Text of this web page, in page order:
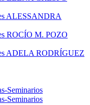
ALESSANDRA
ROCÍO M. POZO
ADELA RODRÍGUEZ
Seminarios
Seminarios